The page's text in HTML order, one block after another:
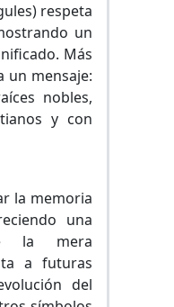
respeta
un
Más
un mensaje:
nobles,
y con
la memoria
una
la mera
a futuras
del